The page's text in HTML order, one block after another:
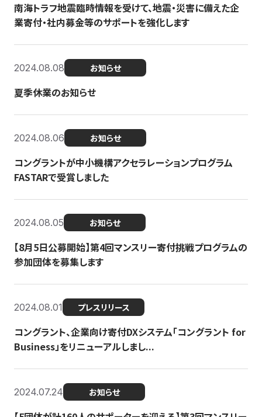
南海トラフ地震臨時情報を受けて、地震・災害に備えた企
業寄付・社内募金等のサポートを強化します
2024.08.08 お知らせ
夏季休業のお知らせ
2024.08.06 お知らせ
コングラントが中小機構アクセラレーションプログラム
FASTARで受賞しました
2024.08.05 お知らせ
【8月5日公募開始】第4回マンスリー寄付挑戦プログラムの
参加団体を募集します
2024.08.01 プレスリリース
コングラント、企業向け寄付DXシステム「コングラント for
Business」をリニューアルしまし...
2024.07.24 お知らせ